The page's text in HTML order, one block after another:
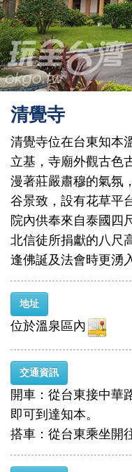
清覺寺
清覺寺位在台東知本
立基，寺廟外觀古色
漫著莊嚴肅穆的氣氛
谷景致，設有花草平
院內供奉來自泰國四
北信徒所捐獻的八尺
逢佛誕及法會時更湧
地址
位於溫泉區內
交通資訊
開車：從台東接中華
即可到達知本。
搭車：從台東乘坐開